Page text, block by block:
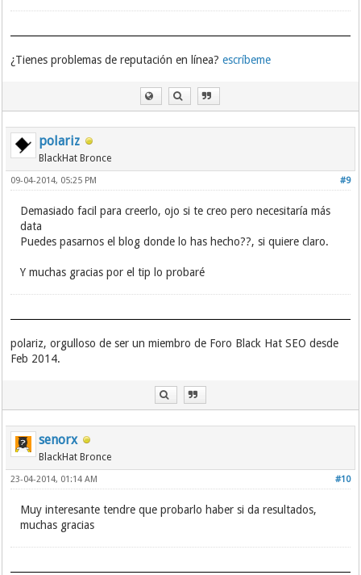
¿Tienes problemas de reputación en línea?escríbeme
polariz
BlackHat Bronce
#9
09-04-2014, 05:25 PM
Demasiado facil para creerlo, ojo si te creo pero necesitaría más
data
Puedes pasarnos el blog donde lo has hecho??, si quiere claro.
Y muchas gracias por el tip lo probaré
polariz, orgulloso de ser un miembro de Foro Black Hat SEO desde
Feb 2014.
senorx
BlackHat Bronce
#10
23-04-2014, 01:14 AM
Muy interesante tendre que probarlo haber si da resultados,
muchas gracias